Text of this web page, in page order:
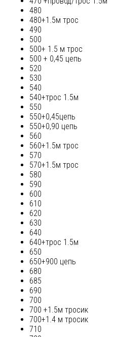
480
480+1.5м трос
490
500
500+ 1.5 м трос
500 + 0,45 цепь
520
530
540
540+трос 1.5м
550
550+0,45цепь
550+0,90 цепь
560
560+1.5м трос
570
570+1.5м трос
580
590
600
610
620
630
640
640+трос 1.5м
650
650+900 цепь
680
685
690
700
700 +1.5м тросик
700+1.4 м тросик
710